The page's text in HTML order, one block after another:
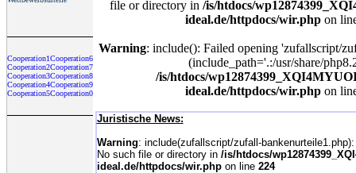
Cooperation1
Cooperation2
Cooperation3
Cooperation4
Cooperation5
Cooperation6
Cooperation7
Cooperation8
Cooperation9
Cooperation0
file or directory in /is/htdocs/
ideal.de/httpdocs/wir.phpon
Warning: include(): Failed opening 'zufallscript/
(include_path='.:/usr/share/
/is/htdocs/
ideal.de/httpdocs/wir.phpon
Juristische News:
Warning: include(zufallscript/zufall-
No such file or directory in /is/htdocs/
ideal.de/httpdocs/wir.phpon line 224